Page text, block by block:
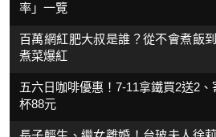
率」一覽
百萬網紅肥大叔是誰？從不會煮飯
煮菜爆紅
五六日咖啡優惠！7-11拿鐵買2送2
杯88元